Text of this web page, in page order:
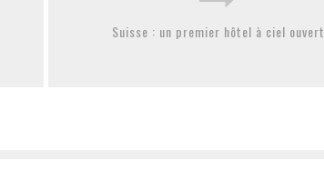
Suisse : un premier hôtel à ciel ouvert